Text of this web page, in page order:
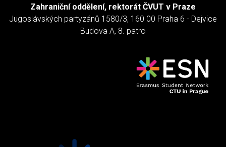
Zahraniční oddělení, rektorát ČVUT v Praze
Jugoslávských partyzánů 1580/3, 160 00 Praha 6 - Dejvice
Budova A, 8. patro